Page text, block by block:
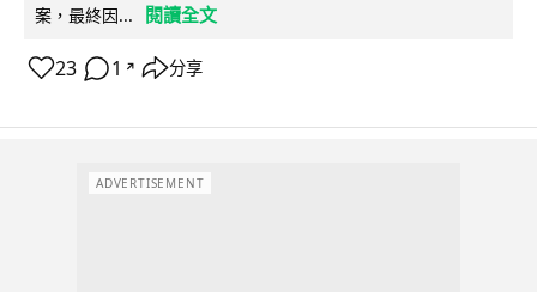
案，最終因...
閱讀全文
23 1 ↗ 分享
ADVERTISEMENT